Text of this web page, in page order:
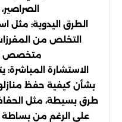
الطرق اليدوية: مثل
التخلص من
متخصص
الاستشارة
بشأن كيفية حفظ
طرق بسيطة، مثل
على الرغم من بساطة